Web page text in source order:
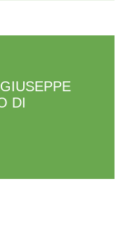
DI